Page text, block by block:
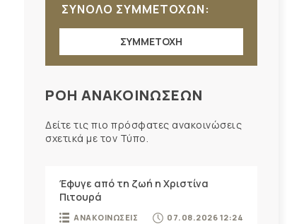
ΣΥΝΟΛΟ ΣΥΜΜΕΤΟΧΩΝ:
ΣΥΜΜΕΤΟΧΗ
ΡΟΗ ΑΝΑΚΟΙΝΩΣΕΩΝ
Δείτε τις πιο πρόσφατες ανακοινώσεις
σχετικά με τον Τύπο.
Έφυγε από τη ζωή η Χριστίνα
Πιτουρά
ΑΝΑΚΟΙΝΩΣΕΙΣ 07.08.2026 12:24